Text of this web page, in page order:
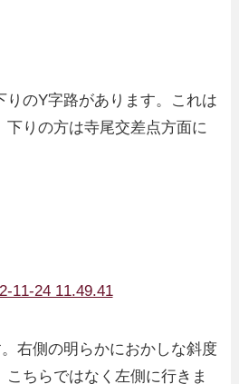
りのY字路があります。これは
下りの方は寺尾交差点方面に
右側の明らかにおかしな斜度
ちらではなく左側に行きま